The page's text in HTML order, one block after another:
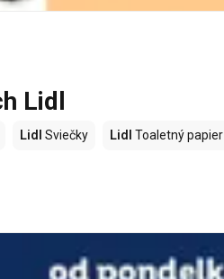
Lidl
Lidl Sviečky Lidl Toaletný papier